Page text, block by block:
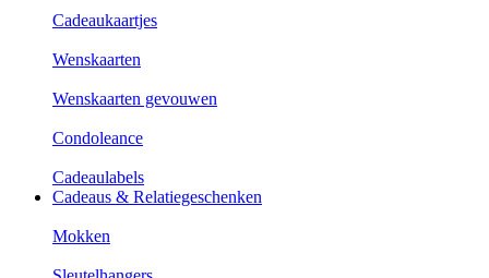
Cadeaukaartjes
Wenskaarten
Wenskaarten gevouwen
Condoleance
Cadeaulabels
Cadeaus & Relatiegeschenken
Mokken